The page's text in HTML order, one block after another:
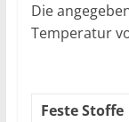
Die
Temperatur
Feste Stoffe